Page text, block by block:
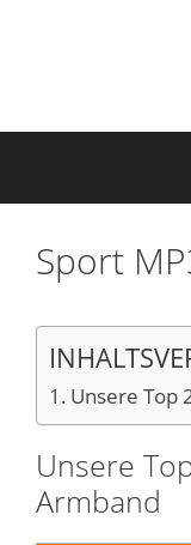
Sport
Unsere Top
Unsere
Armband